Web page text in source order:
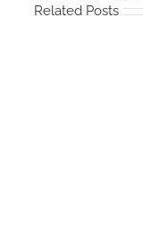
Related Posts